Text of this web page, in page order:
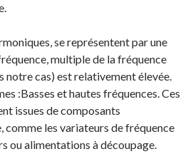
se représentent par une
multiple de la fréquence
notre cas) est relativement élevée.
:Basses et hautes fréquences. Ces
issues de composants
comme les variateurs de fréquence
ou alimentations à découpage.